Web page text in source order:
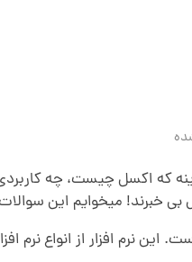
که اکسل چیست، چه
خبرند! میخوایم این
این نرم افزار از انواع